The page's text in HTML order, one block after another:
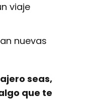
viaje
nuevas
seas,
que te